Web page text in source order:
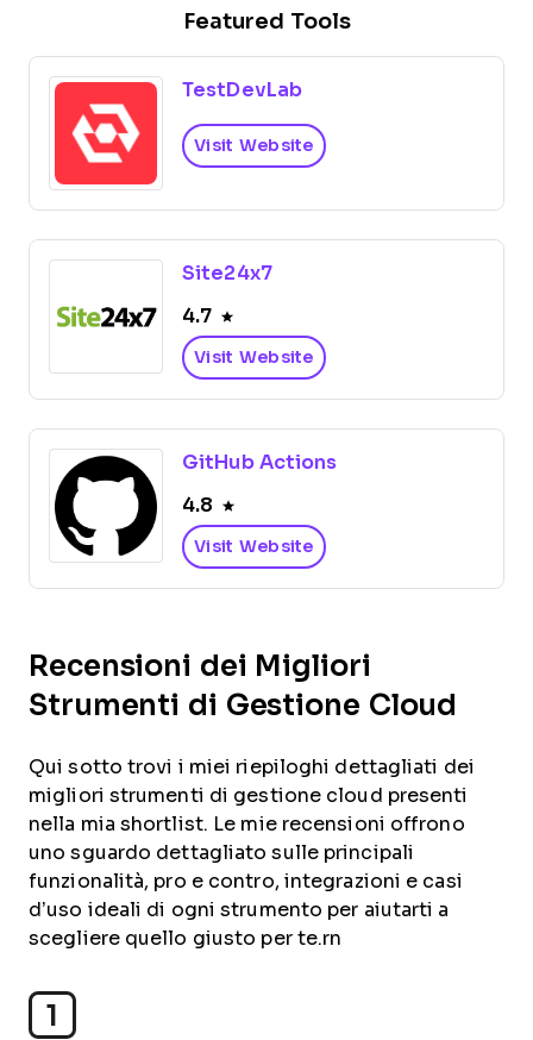
Featured Tools
TestDevLab
Visit Website
Site24x7
4.7
Visit Website
GitHub Actions
4.8
Visit Website
Recensioni dei Migliori
Strumenti di Gestione Cloud
Qui sotto trovi i miei riepiloghi dettagliati dei
migliori strumenti di gestione cloud presenti
nella mia shortlist. Le mie recensioni offrono
uno sguardo dettagliato sulle principali
funzionalità, pro e contro, integrazioni e casi
d’uso ideali di ogni strumento per aiutarti a
scegliere quello giusto per te.rn
1